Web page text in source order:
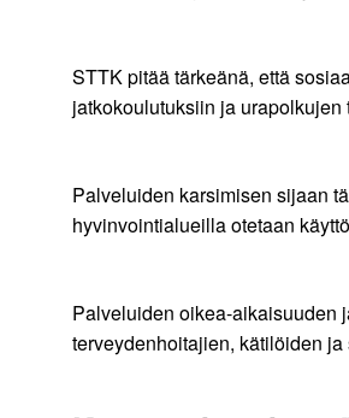
STTK pitää tärkeänä, että
jatkokoulutuksiin ja
Palveluiden karsimisen sijaan
hyvinvointialueilla otetaan
Palveluiden oikea-aikaisuuden
terveydenhoitajien, kätilöiden